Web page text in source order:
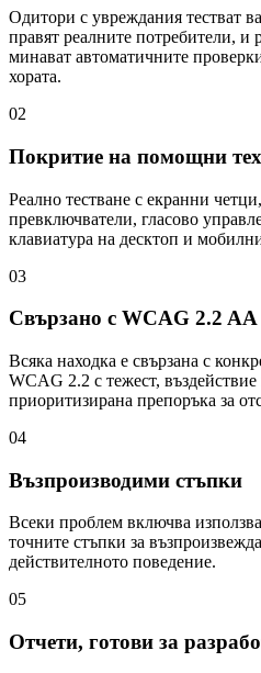
Одитори с увреждания тестват
правят реалните потребители, и
минават автоматичните
хората.
02
Покритие на помощни
Реално тестване с екранни
превключватели, гласово
клавиатура на десктоп и
03
Свързано с WCAG 2.2 AA
Всяка находка е свързана с
WCAG 2.2 с тежест,
приоритизирана препоръка за
04
Възпроизводими стъпки
Всеки проблем включва
точните стъпки за
действителното поведение.
05
Отчети, готови за